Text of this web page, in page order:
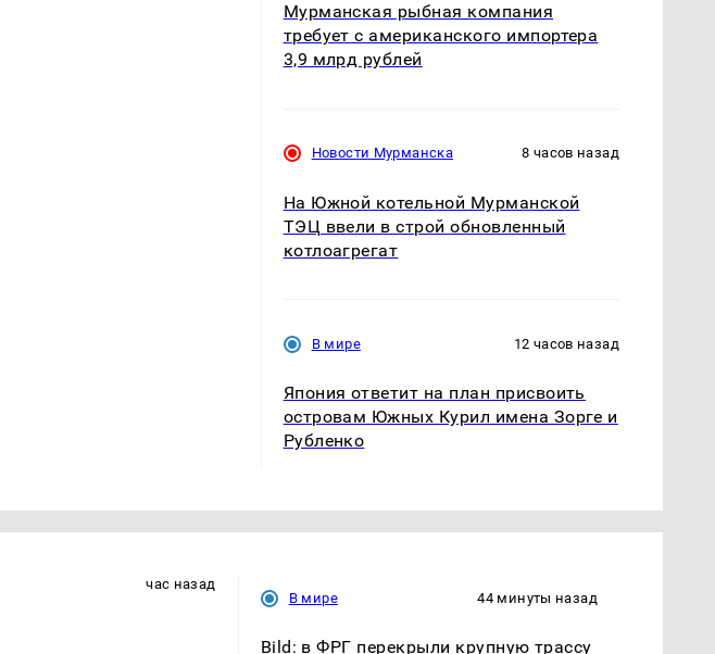
Мурманская рыбная компания
требует с американского импортера
3,9 млрд рублей
Новости Мурманска 8 часов назад
На Южной котельной Мурманской
ТЭЦ ввели в строй обновленный
котлоагрегат
В мире 12 часов назад
Япония ответит на план присвоить
островам Южных Курил имена Зорге и
Рубленко
час назад
В мире 44 минуты назад
Bild: в ФРГ перекрыли крупную трассу